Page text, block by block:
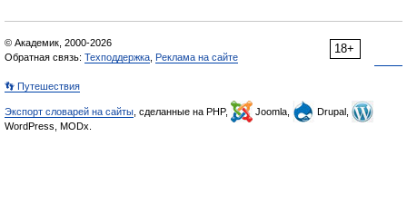
18+
© Академик, 2000-2026
Обратная связь: Техподдержка Реклама на сайте
👣 Путешествия
Экспорт словарей на сайты , сделанные на PHP, Joomla,
Drupal,
WordPress, MODx.